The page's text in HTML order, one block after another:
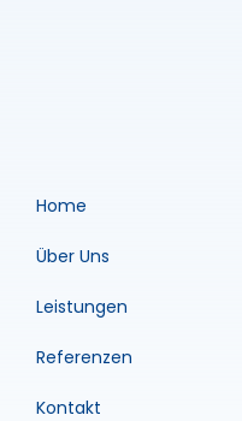
Home
Über Uns
Leistungen
Referenzen
Kontakt